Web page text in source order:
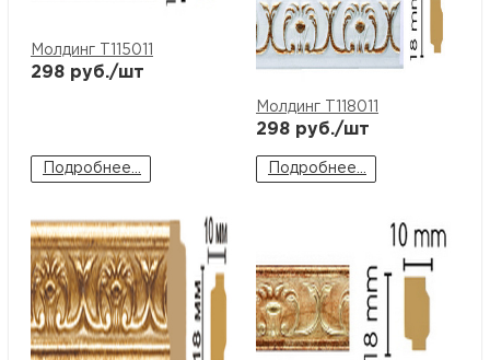
Молдинг T115011
298 руб./шт
Подробнее...
Молдинг T118011
298 руб./шт
Подробнее...